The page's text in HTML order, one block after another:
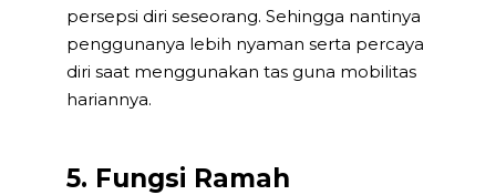
persepsi diri seseorang. Sehingga nantinya
penggunanya lebih nyaman serta percaya
diri saat menggunakan tas guna mobilitas
hariannya.
5. Fungsi Ramah